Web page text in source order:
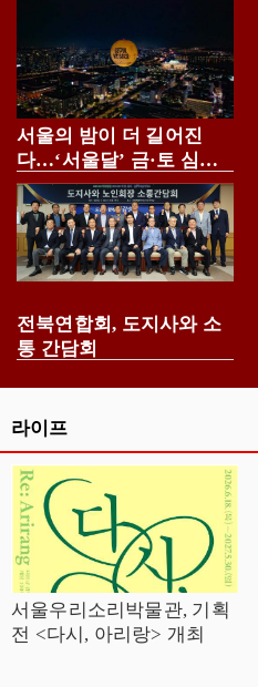
서울의 밤이 더 길어진
다…‘서울달’ 금·토 심야
운영
전북연합회, 도지사와 소
통 간담회
라이프
서울우리소리박물관, 기획
전 <다시, 아리랑> 개최